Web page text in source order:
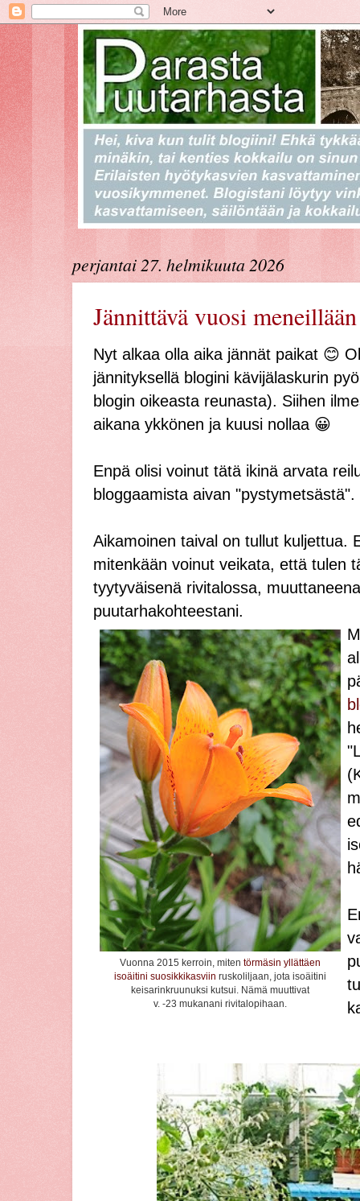
perjantai 27. helmikuuta 2026
Jännittävä vuosi
Nyt alkaa olla aika jännät paikat 😊
jännityksellä blogini kävijälaskurin
blogin oikeasta reunasta). Siihen
aikana ykkönen ja kuusi nollaa 😀
Enpä olisi voinut tätä ikinä arvata
bloggaamista aivan "pystymetsästä".
Aikamoinen taival on tullut kuljettua.
mitenkään voinut veikata, että tulen
tyytyväisenä rivitalossa,
puutarhakohteestani.
Vuonna 2015 kerroin, miten törmäsin yllättäen
isoäitini suosikkikasviin ruskoliljaan, jota isoäitini
keisarinkruunuksi kutsui. Nämä muuttivat
v. -23 mukanani rivitalopihaan.